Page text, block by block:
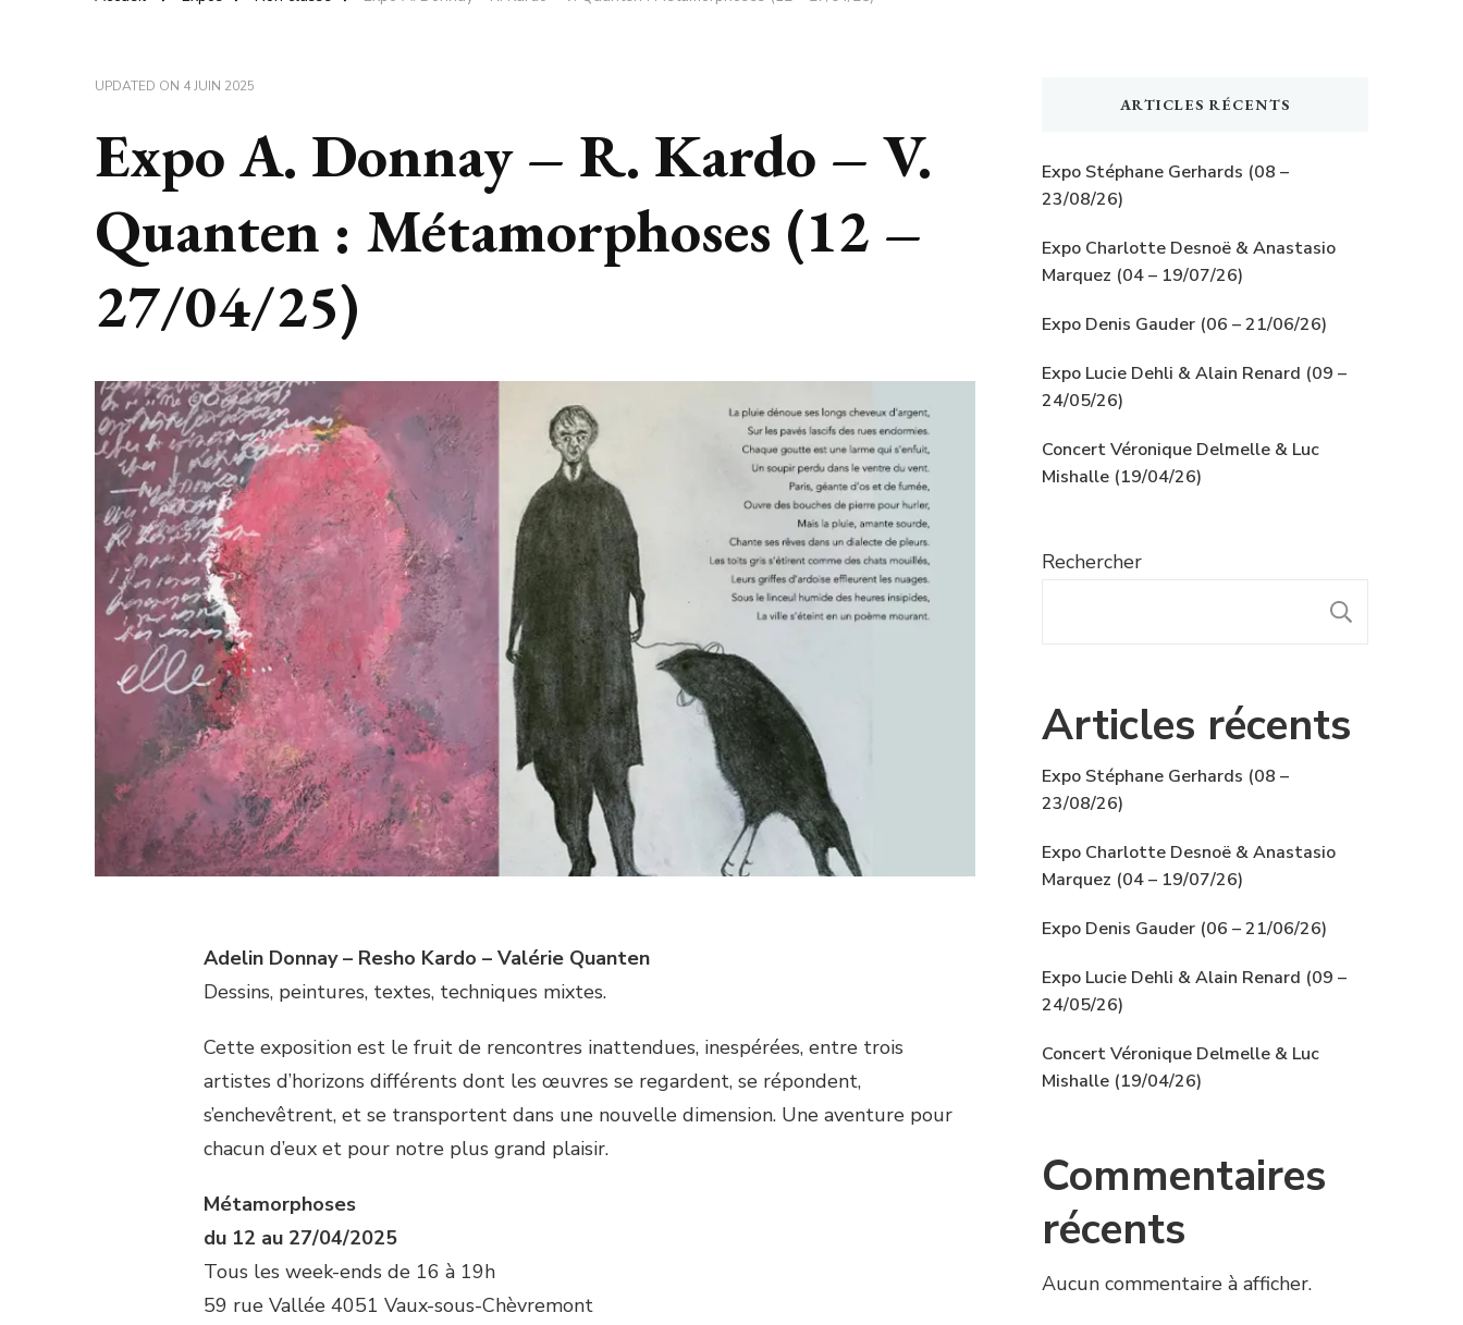
UPDATED ON 4 JUIN 2025
Expo A. Donnay – R. Kardo – V.
Quanten : Métamorphoses (12 –
27/04/25)
Adelin Donnay – Resho Kardo – Valérie Quanten
Dessins, peintures, textes, techniques mixtes.
Cette exposition est le fruit de rencontres inattendues, inespérées, entre trois
artistes d’horizons différents dont les œuvres se regardent, se répondent,
s’enchevêtrent, et se transportent dans une nouvelle dimension. Une aventure pour
chacun d’eux et pour notre plus grand plaisir.
Métamorphoses
du 12 au 27/04/2025
Tous les week-ends de 16 à 19h
59 rue Vallée 4051 Vaux-sous-Chèvremont
ARTICLES RÉCENTS
Expo Stéphane Gerhards (08 –
23/08/26)
Expo Charlotte Desnoë & Anastasio
Marquez (04 – 19/07/26)
Expo Denis Gauder (06 – 21/06/26)
Expo Lucie Dehli & Alain Renard (09 –
24/05/26)
Concert Véronique Delmelle & Luc
Mishalle (19/04/26)
Rechercher
Articles récents
Expo Stéphane Gerhards (08 –
23/08/26)
Expo Charlotte Desnoë & Anastasio
Marquez (04 – 19/07/26)
Expo Denis Gauder (06 – 21/06/26)
Expo Lucie Dehli & Alain Renard (09 –
24/05/26)
Concert Véronique Delmelle & Luc
Mishalle (19/04/26)
Commentaires
récents
Aucun commentaire à afficher.